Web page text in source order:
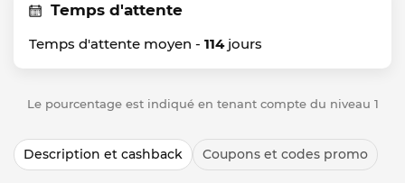
Temps d'attente
Temps d'attente moyen - 114jours
Le pourcentage est indiqué en tenant compte du niveau 1
Description et cashback Coupons et codes promo